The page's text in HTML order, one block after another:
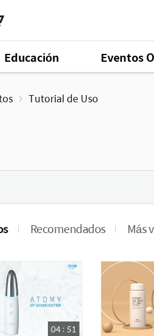
Educación Eventos
Tutorial de Uso
Recomendados Más
04 : 51